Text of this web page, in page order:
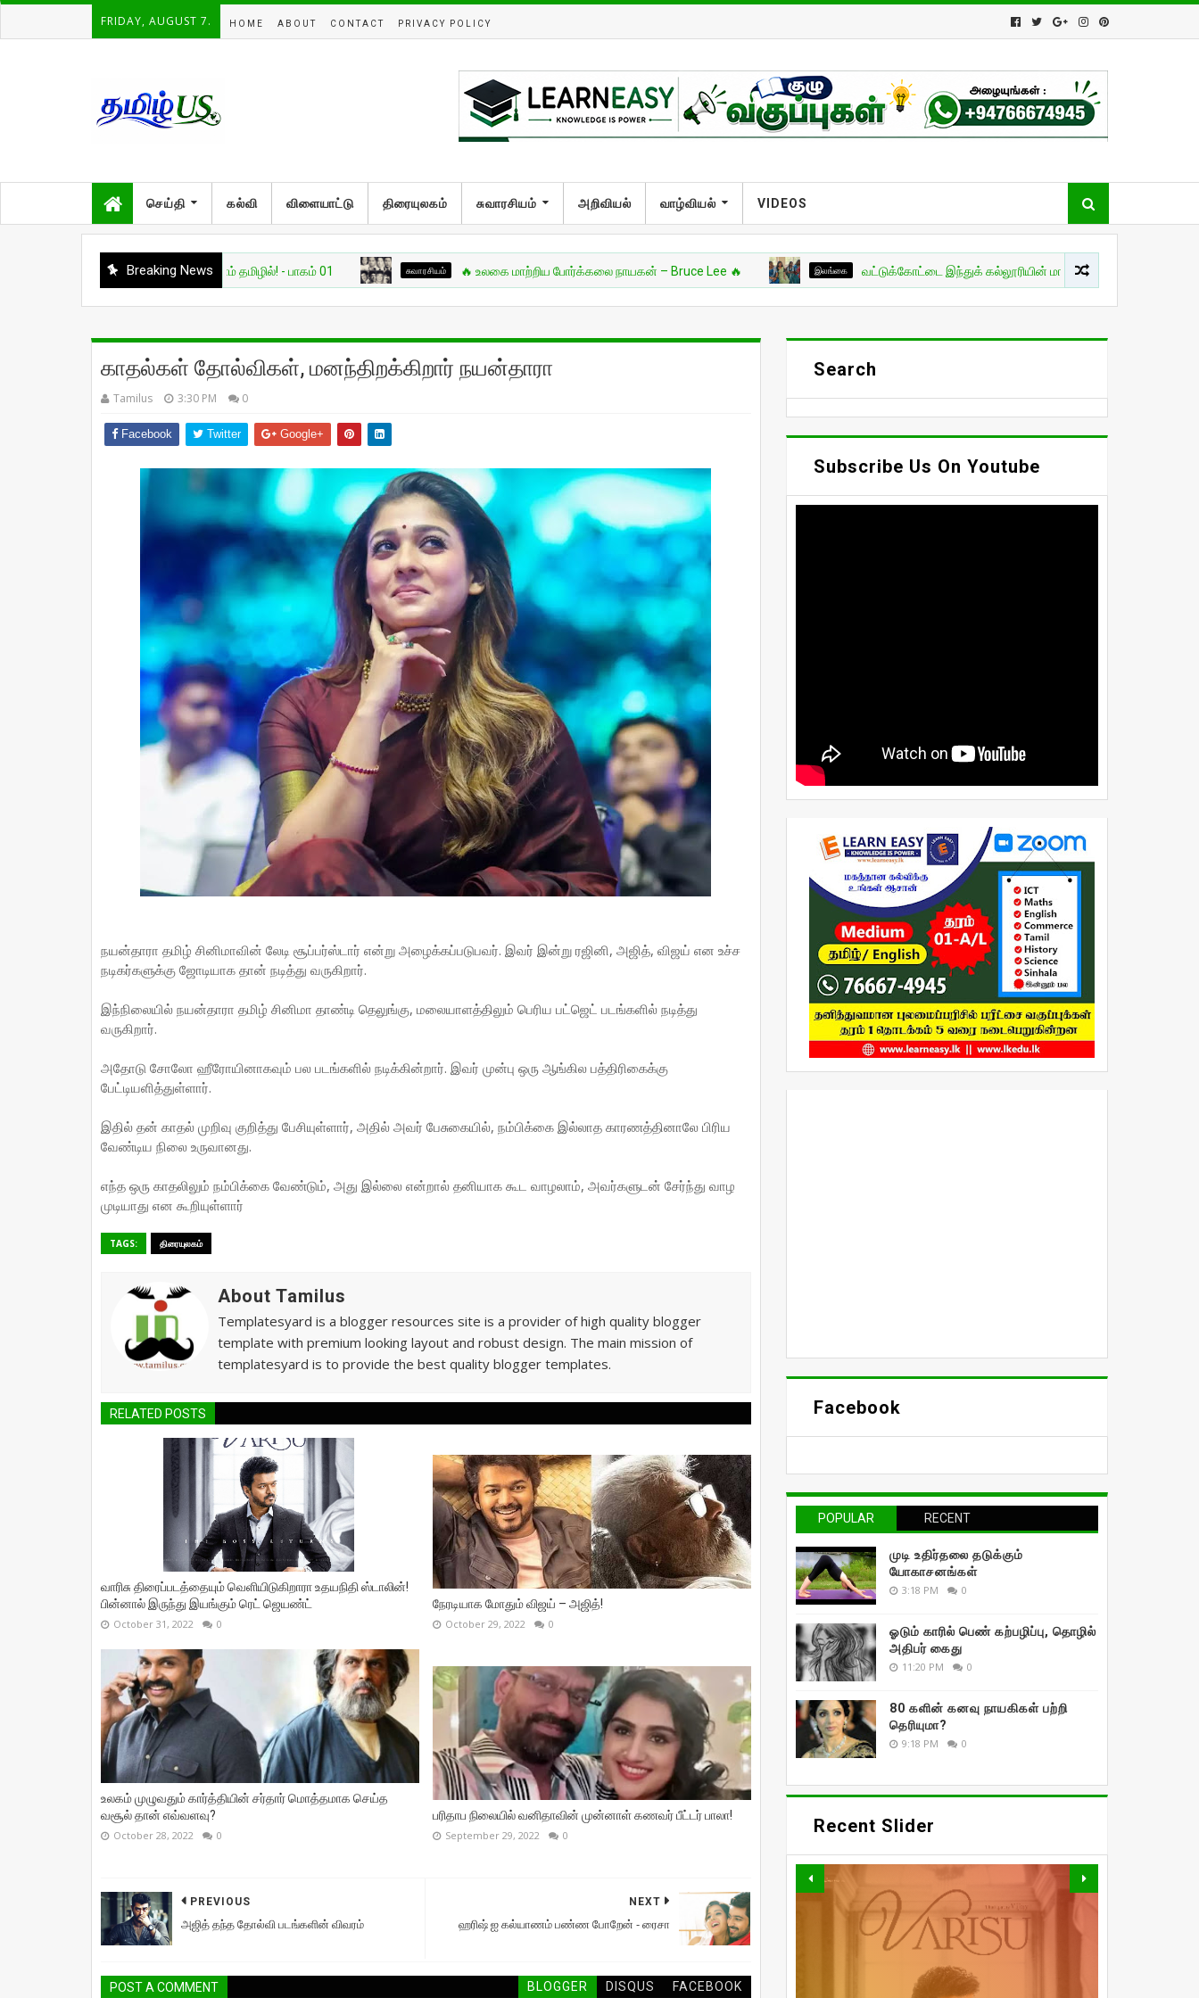
FRIDAY, AUGUST 7. HOME ABOUT CONTACT PRIVACY POLICY
செய்தி கல்வி விளையாட்டு திரையுலகம் சுவாரசியம் அறிவியல் வாழ்வியல் VIDEOS
Breaking News
தேவை AI — அறிவோம் தமிழில்! - பாகம் 01 சுவாரசியம் 🔥 உலகை மாற்றிய போர்க்கலை நாயகன் – Bruce Lee 🔥 இலங்கை வட்டுக்கோட்டை இந்துக் கல்லூரியின் மாணவர் பிரிவுபசார நிகழ்வு!
காதல்கள் தோல்விகள், மனந்திறக்கிறார் நயன்தாரா
Tamilus 3:30 PM 0
Facebook Twitter Google+
நயன்தாரா தமிழ் சினிமாவின் லேடி சூப்பர்ஸ்டார் என்று அழைக்கப்படுபவர். இவர் இன்று ரஜினி, அஜித், விஜய் என உச்ச
நடிகர்களுக்கு ஜோடியாக தான் நடித்து வருகிறார்.
இந்நிலையில் நயன்தாரா தமிழ் சினிமா தாண்டி தெலுங்கு, மலையாளத்திலும் பெரிய பட்ஜெட் படங்களில் நடித்து
வருகிறார்.
அதோடு சோலோ ஹீரோயினாகவும் பல படங்களில் நடிக்கின்றார். இவர் முன்பு ஒரு ஆங்கில பத்திரிகைக்கு
பேட்டியளித்துள்ளார்.
இதில் தன் காதல் முறிவு குறித்து பேசியுள்ளார், அதில் அவர் பேசுகையில், நம்பிக்கை இல்லாத காரணத்தினாலே பிரிய
வேண்டிய நிலை உருவானது.
எந்த ஒரு காதலிலும் நம்பிக்கை வேண்டும், அது இல்லை என்றால் தனியாக கூட வாழலாம், அவர்களுடன் சேர்ந்து வாழ
முடியாது என கூறியுள்ளார்
TAGS: திரையுலகம்
About Tamilus
Templatesyard is a blogger resources site is a provider of high quality blogger
template with premium looking layout and robust design. The main mission of
templatesyard is to provide the best quality blogger templates.
RELATED POSTS
வாரிசு திரைப்படத்தையும் வெளியிடுகிறாரா உதயநிதி ஸ்டாலின்!
பின்னால் இருந்து இயங்கும் ரெட் ஜெயண்ட்
October 31, 2022 0
நேரடியாக மோதும் விஜய் – அஜித்!
October 29, 2022 0
உலகம் முழுவதும் கார்த்தியின் சர்தார் மொத்தமாக செய்த
வசூல் தான் எவ்வளவு?
October 28, 2022 0
பரிதாப நிலையில் வனிதாவின் முன்னாள் கணவர் பீட்டர் பாலா!
September 29, 2022 0
NEXT
ஹரிஷ் ஐ கல்யாணம் பண்ண போறேன் - ரைசா
PREVIOUS
அஜித் தந்த தோல்வி படங்களின் விவரம்
POST A COMMENT BLOGGER DISQUS FACEBOOK
Search
Subscribe Us On Youtube
Facebook
POPULAR RECENT
முடி உதிர்தலை தடுக்கும்
யோகாசனங்கள்
3:18 PM 0
ஓடும் காரில் பெண் கற்பழிப்பு, தொழில்
அதிபர் கைது
11:20 PM 0
80 களின் கனவு நாயகிகள் பற்றி
தெரியுமா?
9:18 PM 0
Recent Slider